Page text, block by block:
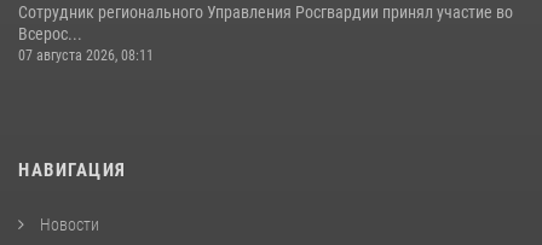
Сотрудник регионального Управления Росгвардии принял участие во
Всерос...
07 августа 2026, 08:11
НАВИГАЦИЯ
Новости